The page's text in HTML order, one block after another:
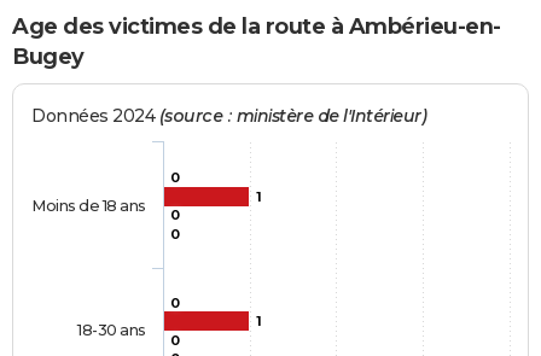
Age des victimes de la route à Ambérieu-en-
Bugey
Données 2024 (source : ministère de l'Intérieur)
0
0
1
1
0
0
0
Moins de 18 ans
18-30 ans